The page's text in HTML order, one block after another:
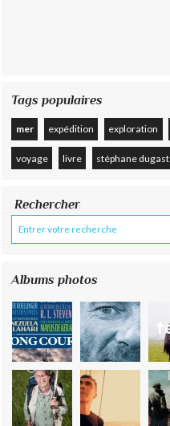
Tags populaires
mer expédition exploration
voyage livre stéphane dugast
Rechercher
Albums photos